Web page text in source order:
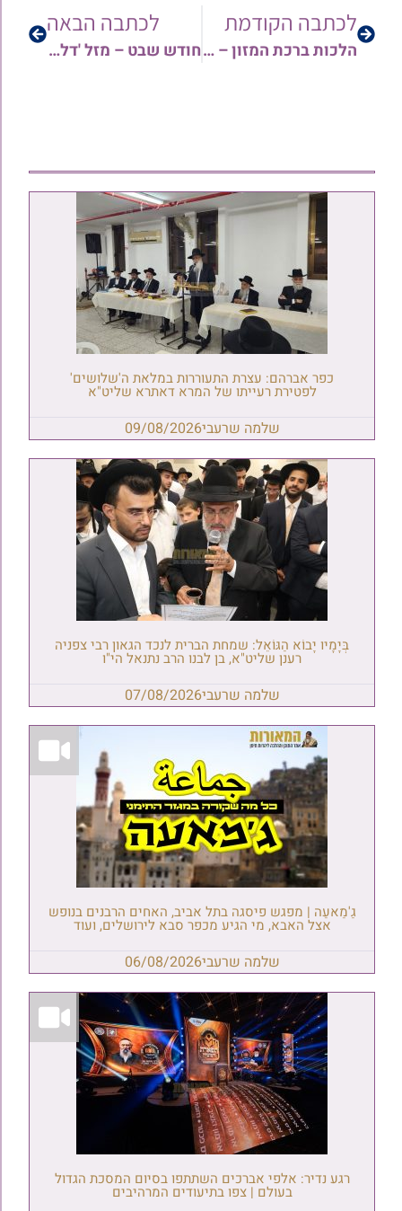
לכתבה הקודמת
הלכות ברכת המזון – המשך: שכח להזכיר ר"ח או חוה"מ | הרב ארז רמתי
לכתבה הבאה
חודש שבט – מזל 'דלי' ביהדות | החיזוק היומי עם הרב ישי יפת
כפר אברהם: עצרת התעוררות במלאת ה'שלושים'
לפטירת רעייתו של המרא דאתרא שליט"א
שלמה שרעבי09/08/2026
בְּיָמָיו יָבוֹא הַגּוֹאֵל: שמחת הברית לנכד הגאון רבי צפניה
רענן שליט"א, בן לבנו הרב נתנאל הי"ו
שלמה שרעבי07/08/2026
גַ'מַאעַה | מפגש פיסגה בתל אביב, האחים הרבנים בנופש
אצל האבא, מי הגיע מכפר סבא לירושלים, ועוד
שלמה שרעבי06/08/2026
רגע נדיר: אלפי אברכים השתתפו בסיום המסכת הגדול
בעולם | צפו בתיעודים המרהיבים